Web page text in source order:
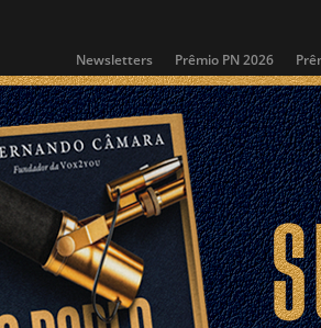
Newsletters Prêmio PN 2026